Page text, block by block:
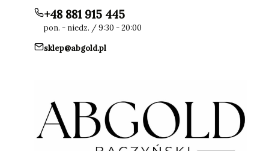
+48 881 915 445
pon. - niedz. / 9:30 - 20:00
sklep@abgold.pl